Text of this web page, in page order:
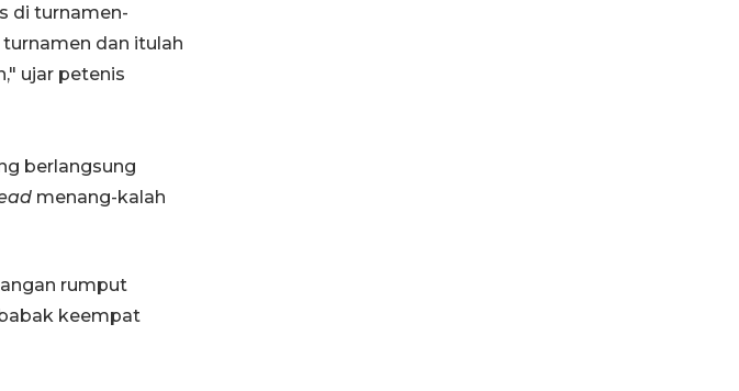
di turnamen-
dan itulah
ujar petenis
berlangsung
menang-kalah
rumput
keempat